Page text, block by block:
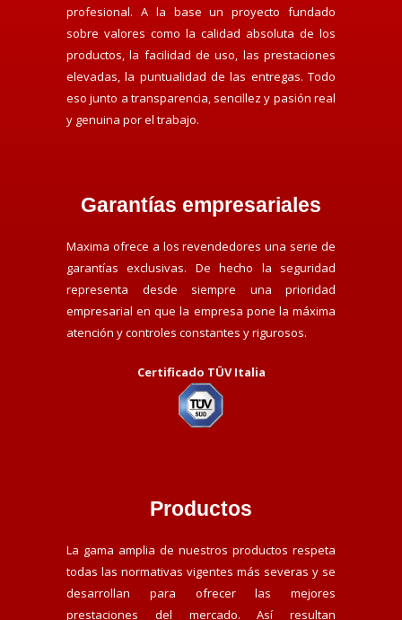
profesional. A la base un proyecto fundado
sobre valores como la calidad absoluta de los
productos, la facilidad de uso, las prestaciones
elevadas, la puntualidad de las entregas. Todo
eso junto a transparencia, sencillez y pasión real
y genuina por el trabajo.
Garantías empresariales
Maxima ofrece a los revendedores una serie de
garantías exclusivas. De hecho la seguridad
representa desde siempre una prioridad
empresarial en que la empresa pone la máxima
atención y controles constantes y rigurosos.
Certificado TÜV Italia
Productos
La gama amplia de nuestros productos respeta
todas las normativas vigentes más severas y se
desarrollan para ofrecer las mejores
prestaciones del mercado. Así resultan